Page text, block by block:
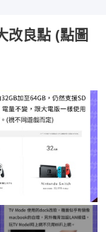
改良點 (點圖